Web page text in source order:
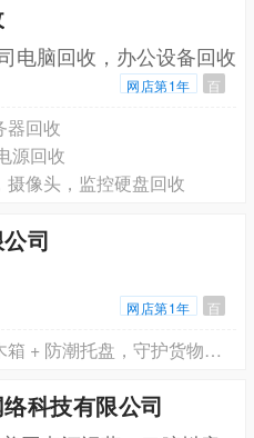
电脑回收，办公设备回收
网店第1年 百
器回收
源回收
像头，监控硬盘回收
司
网店第1年 百
硬核防护更安心！设备定制木箱 + 防潮托盘，守护货物运输安全
科技有限公司